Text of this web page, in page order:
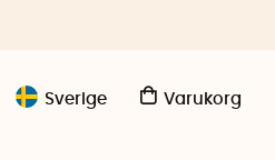
Sverige Varukorg